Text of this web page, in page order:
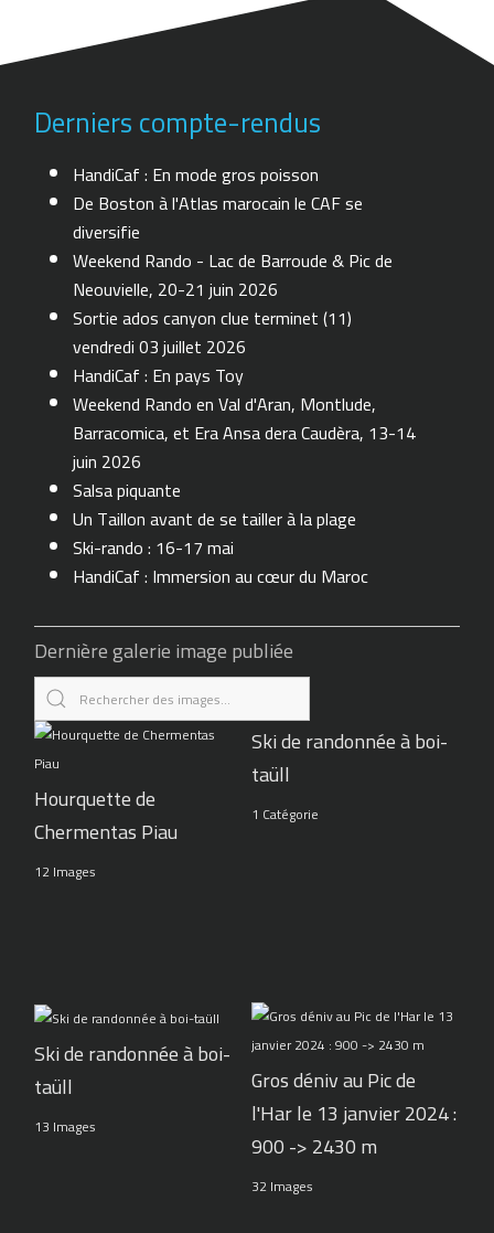
Derniers compte-rendus
HandiCaf : En mode gros poisson
De Boston à l'Atlas marocain le CAF se
diversifie
Weekend Rando - Lac de Barroude & Pic de
Neouvielle, 20-21 juin 2026
Sortie ados canyon clue terminet (11)
vendredi 03 juillet 2026
HandiCaf : En pays Toy
Weekend Rando en Val d'Aran, Montlude,
Barracomica, et Era Ansa dera Caudèra, 13-14
juin 2026
Salsa piquante
Un Taillon avant de se tailler à la plage
Ski-rando : 16-17 mai
HandiCaf : Immersion au cœur du Maroc
Dernière galerie image publiée
Hourquette de
Chermentas Piau
12 Images
Ski de randonnée à boi-
taüll
1 Catégorie
Ski de randonnée à boi-
taüll
13 Images
Gros déniv au Pic de
l'Har le 13 janvier 2024 :
900 -> 2430 m
32 Images